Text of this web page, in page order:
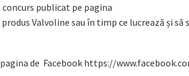
publicat pe pagina
Valvoline sau în timp ce lucrează și să
de Facebook https://